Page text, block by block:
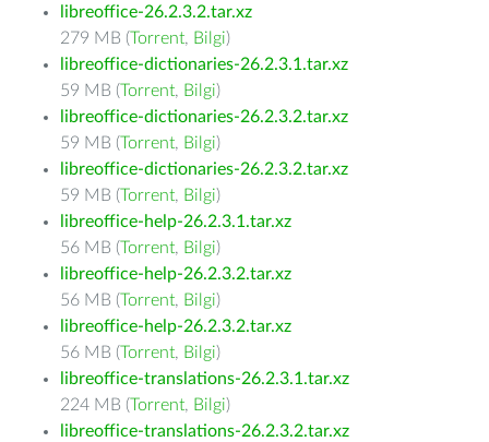
libreoffice-26.2.3.2.tar.xz
279 MB (Torrent, Bilgi)
libreoffice-dictionaries-26.2.3.1.tar.xz
59 MB (Torrent, Bilgi)
libreoffice-dictionaries-26.2.3.2.tar.xz
59 MB (Torrent, Bilgi)
libreoffice-dictionaries-26.2.3.2.tar.xz
59 MB (Torrent, Bilgi)
libreoffice-help-26.2.3.1.tar.xz
56 MB (Torrent, Bilgi)
libreoffice-help-26.2.3.2.tar.xz
56 MB (Torrent, Bilgi)
libreoffice-help-26.2.3.2.tar.xz
56 MB (Torrent, Bilgi)
libreoffice-translations-26.2.3.1.tar.xz
224 MB (Torrent, Bilgi)
libreoffice-translations-26.2.3.2.tar.xz